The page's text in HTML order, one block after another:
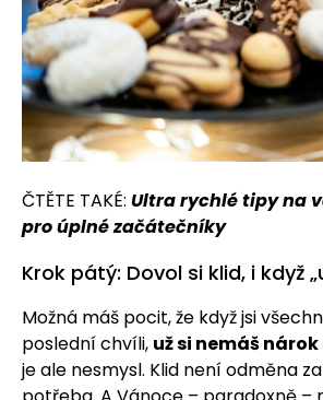
ČTĚTE TAKÉ: Ultra rychlé tipy na
pro úplné začátečníky
Krok pátý: Dovol si klid, i když
Možná máš pocit, že když jsi
poslední chvíli, už si nemáš
je ale nesmysl. Klid není odměna